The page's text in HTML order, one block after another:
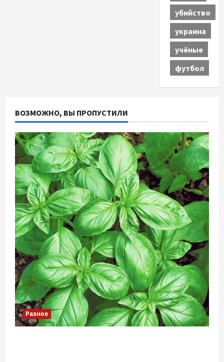
убийство
украина
учёные
футбол
ВОЗМОЖНО, ВЫ ПРОПУСТИЛИ
Разное